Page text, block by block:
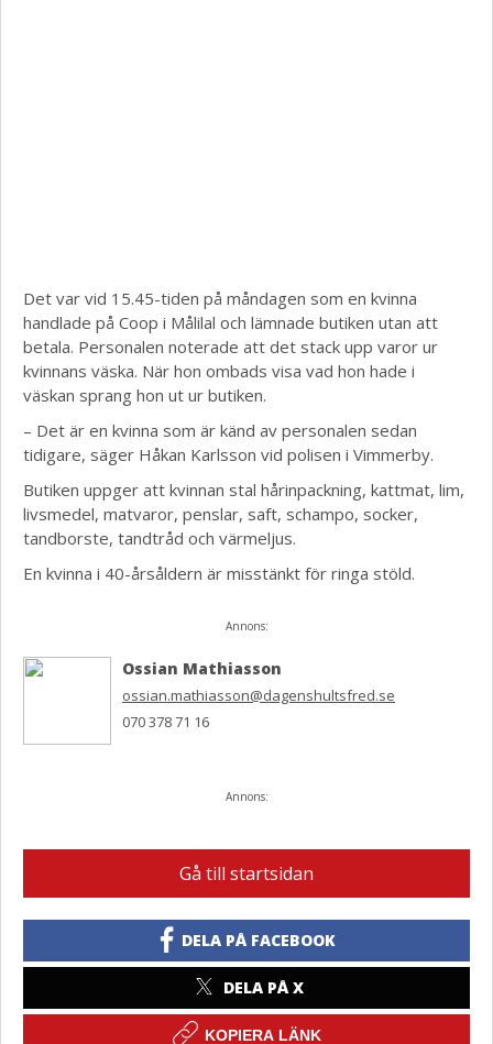
Det var vid 15.45-tiden på måndagen som en kvinna
handlade på Coop i Målilal och lämnade butiken utan att
betala. Personalen noterade att det stack upp varor ur
kvinnans väska. När hon ombads visa vad hon hade i
väskan sprang hon ut ur butiken.
– Det är en kvinna som är känd av personalen sedan
tidigare, säger Håkan Karlsson vid polisen i Vimmerby.
Butiken uppger att kvinnan stal hårinpackning, kattmat, lim,
livsmedel, matvaror, penslar, saft, schampo, socker,
tandborste, tandtråd och värmeljus.
En kvinna i 40-årsåldern är misstänkt för ringa stöld.
Annons:
Ossian Mathiasson
ossian.mathiasson@dagenshultsfred.se
070 378 71 16
Annons:
Gå till startsidan
DELA PÅ FACEBOOK
DELA PÅ X
KOPIERA LÄNK